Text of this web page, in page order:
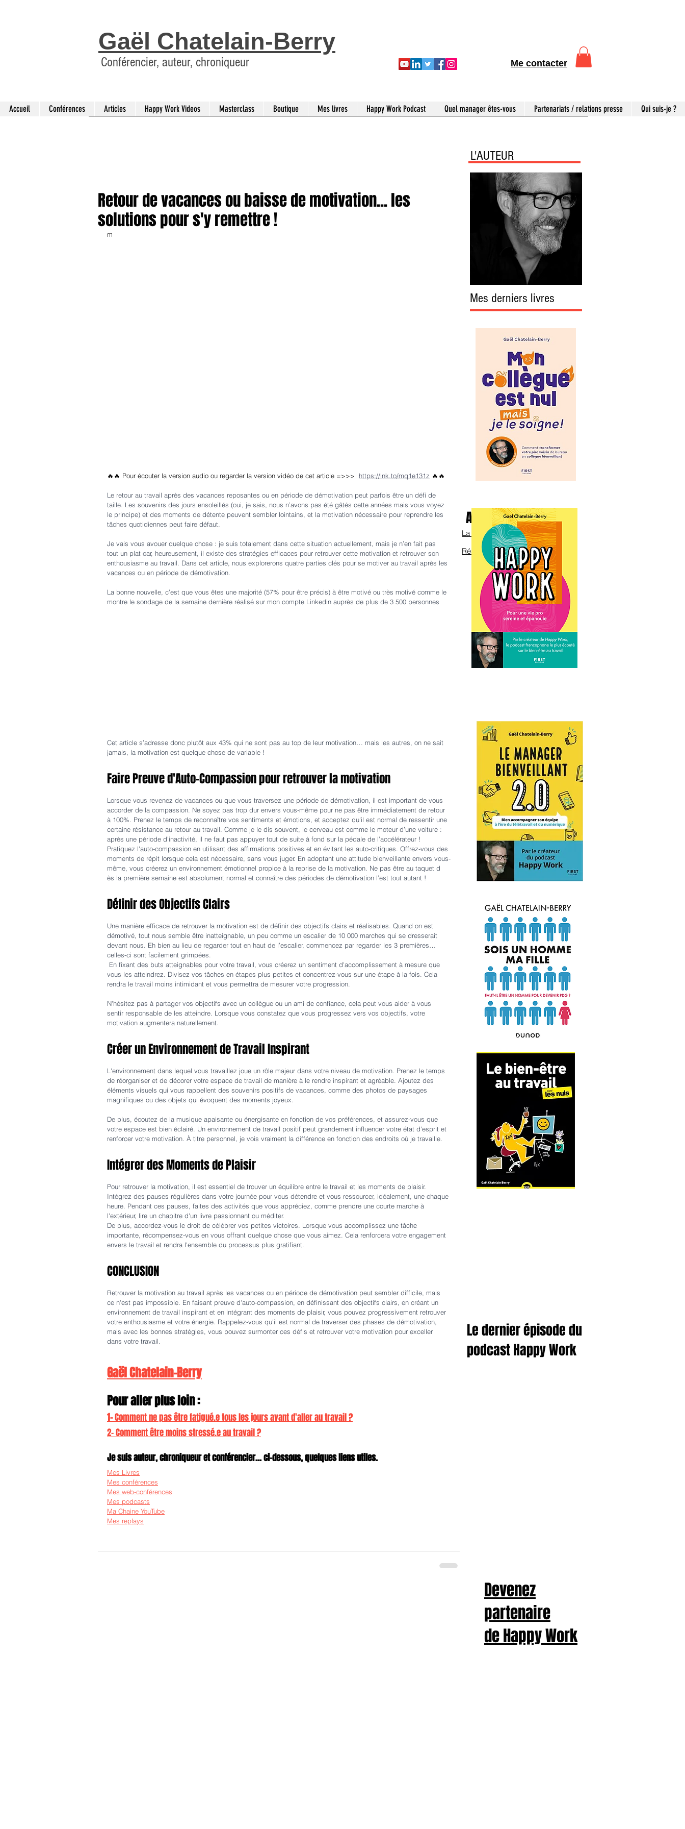
Gaël Chatelain-Berry
Conférencier, auteur, chroniqueur Me contacter
Accueil Conférences Articles Happy Work Videos Masterclass Boutique Mes livres Happy Work Podcast Quel manager êtes-vous Partenariats / relations presse Qui suis-je ?
Retour de vacances ou baisse de motivation... les
solutions pour s'y remettre !
m
🔥🔥 Pour écouter la version audio ou regarder la version vidéo de cet article =>>> https://lnk.to/mq1e131z 🔥🔥
Le retour au travail après des vacances reposantes ou en période de démotivation peut parfois être un défi de
taille. Les souvenirs des jours ensoleillés (oui, je sais, nous n’avons pas été gâtés cette années mais vous voyez
le principe) et des moments de détente peuvent sembler lointains, et la motivation nécessaire pour reprendre les
tâches quotidiennes peut faire défaut.
Je vais vous avouer quelque chose : je suis totalement dans cette situation actuellement, mais je n’en fait pas
tout un plat car, heureusement, il existe des stratégies efficaces pour retrouver cette motivation et retrouver son
enthousiasme au travail. Dans cet article, nous explorerons quatre parties clés pour se motiver au travail après les
vacances ou en période de démotivation.
La bonne nouvelle, c’est que vous êtes une majorité (57% pour être précis) à être motivé ou très motivé comme le
montre le sondage de la semaine dernière réalisé sur mon compte Linkedin auprès de plus de 3 500 personnes
Cet article s’adresse donc plutôt aux 43% qui ne sont pas au top de leur motivation… mais les autres, on ne sait
jamais, la motivation est quelque chose de variable !
Faire Preuve d'Auto-Compassion pour retrouver la motivation
Lorsque vous revenez de vacances ou que vous traversez une période de démotivation, il est important de vous
accorder de la compassion. Ne soyez pas trop dur envers vous-même pour ne pas être immédiatement de retour
à 100%. Prenez le temps de reconnaître vos sentiments et émotions, et acceptez qu'il est normal de ressentir une
certaine résistance au retour au travail. Comme je le dis souvent, le cerveau est comme le moteur d’une voiture :
après une période d’inactivité, il ne faut pas appuyer tout de suite à fond sur la pédale de l’accélérateur !
Pratiquez l'auto-compassion en utilisant des affirmations positives et en évitant les auto-critiques. Offrez-vous des
moments de répit lorsque cela est nécessaire, sans vous juger. En adoptant une attitude bienveillante envers vous-
même, vous créerez un environnement émotionnel propice à la reprise de la motivation. Ne pas être au taquet d
ès la première semaine est absolument normal et connaître des périodes de démotivation l’est tout autant !
Définir des Objectifs Clairs
Une manière efficace de retrouver la motivation est de définir des objectifs clairs et réalisables. Quand on est
démotivé, tout nous semble être inatteignable, un peu comme un escalier de 10 000 marches qui se dresserait
devant nous. Eh bien au lieu de regarder tout en haut de l’escalier, commencez par regarder les 3 premières…
celles-ci sont facilement grimpées.
vous les atteindrez. Divisez vos tâches en étapes plus petites et concentrez-vous sur une étape à la fois. Cela
rendra le travail moins intimidant et vous permettra de mesurer votre progression.
N'hésitez pas à partager vos objectifs avec un collègue ou un ami de confiance, cela peut vous aider à vous
sentir responsable de les atteindre. Lorsque vous constatez que vous progressez vers vos objectifs, votre
motivation augmentera naturellement.
Créer un Environnement de Travail Inspirant
L'environnement dans lequel vous travaillez joue un rôle majeur dans votre niveau de motivation. Prenez le temps
de réorganiser et de décorer votre espace de travail de manière à le rendre inspirant et agréable. Ajoutez des
éléments visuels qui vous rappellent des souvenirs positifs de vacances, comme des photos de paysages
magnifiques ou des objets qui évoquent des moments joyeux.
De plus, écoutez de la musique apaisante ou énergisante en fonction de vos préférences, et assurez-vous que
votre espace est bien éclairé. Un environnement de travail positif peut grandement influencer votre état d'esprit et
renforcer votre motivation. À titre personnel, je vois vraiment la différence en fonction des endroits où je travaille.
Intégrer des Moments de Plaisir
Pour retrouver la motivation, il est essentiel de trouver un équilibre entre le travail et les moments de plaisir.
Intégrez des pauses régulières dans votre journée pour vous détendre et vous ressourcer, idéalement, une chaque
heure. Pendant ces pauses, faites des activités que vous appréciez, comme prendre une courte marche à
l'extérieur, lire un chapitre d'un livre passionnant ou méditer.
De plus, accordez-vous le droit de célébrer vos petites victoires. Lorsque vous accomplissez une tâche
importante, récompensez-vous en vous offrant quelque chose que vous aimez. Cela renforcera votre engagement
envers le travail et rendra l'ensemble du processus plus gratifiant.
CONCLUSION
Retrouver la motivation au travail après les vacances ou en période de démotivation peut sembler difficile, mais
ce n'est pas impossible. En faisant preuve d'auto-compassion, en définissant des objectifs clairs, en créant un
environnement de travail inspirant et en intégrant des moments de plaisir, vous pouvez progressivement retrouver
votre enthousiasme et votre énergie. Rappelez-vous qu'il est normal de traverser des phases de démotivation,
mais avec les bonnes stratégies, vous pouvez surmonter ces défis et retrouver votre motivation pour exceller
dans votre travail.
Gaël Chatelain-Berry
Pour aller plus loin :
1- Comment ne pas être fatigué.e tous les jours avant d'aller au travail ?
2- Comment être moins stressé.e au travail ?
Je suis auteur, chroniqueur et conférencier... ci-dessous, quelques liens utiles.
Mes Livres
Mes conférences
Mes web-conférences
Mes podcasts
Ma Chaine YouTube
Mes replays
La bande annonce
Avec Bob sur scène
Réservez les billets
L'AUTEUR
Mes derniers livres
Le dernier épisode du
podcast Happy Work
Devenez
partenaire
de Happy Work